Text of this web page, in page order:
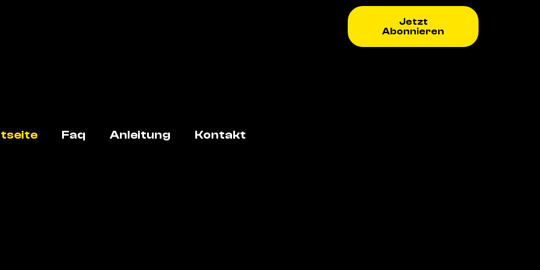
Faq Anleitung Kontakt
Jetzt
Abonnieren